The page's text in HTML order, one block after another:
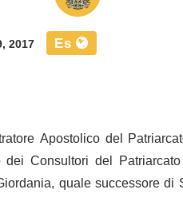
2017 Es
Apostolico del
Consultori del
quale successore di